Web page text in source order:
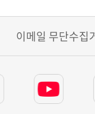
이메일 무단수집